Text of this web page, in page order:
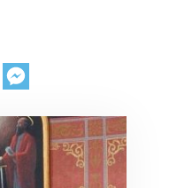
WhatsApp